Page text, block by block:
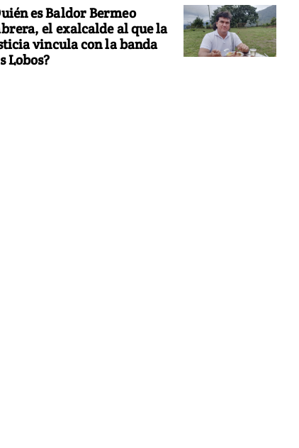
es Baldor Bermeo
el exalcalde al que la
vincula con la banda
Lobos?